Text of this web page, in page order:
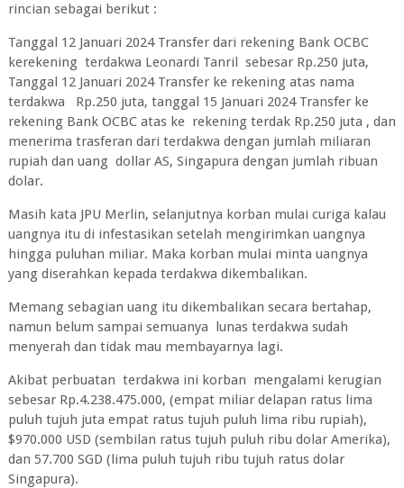
rincian sebagai berikut :
Tanggal 12 Januari 2024 Transfer dari rekening Bank OCBC
kerekening terdakwa Leonardi Tanril sebesar Rp.250 juta,
Tanggal 12 Januari 2024 Transfer ke rekening atas nama
terdakwa Rp.250 juta, tanggal 15 Januari 2024 Transfer ke
rekening Bank OCBC atas ke rekening terdak Rp.250 juta , dan
menerima trasferan dari terdakwa dengan jumlah miliaran
rupiah dan uang dollar AS, Singapura dengan jumlah ribuan
dolar.
Masih kata JPU Merlin, selanjutnya korban mulai curiga kalau
uangnya itu di infestasikan setelah mengirimkan uangnya
hingga puluhan miliar. Maka korban mulai minta uangnya
yang diserahkan kepada terdakwa dikembalikan.
Memang sebagian uang itu dikembalikan secara bertahap,
namun belum sampai semuanya lunas terdakwa sudah
menyerah dan tidak mau membayarnya lagi.
Akibat perbuatan terdakwa ini korban mengalami kerugian
sebesar Rp.4.238.475.000, (empat miliar delapan ratus lima
puluh tujuh juta empat ratus tujuh puluh lima ribu rupiah),
$970.000 USD (sembilan ratus tujuh puluh ribu dolar Amerika),
dan 57.700 SGD (lima puluh tujuh ribu tujuh ratus dolar
Singapura).